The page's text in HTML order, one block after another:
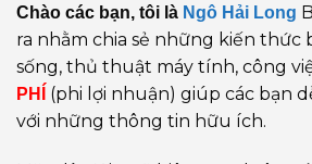
Chào các bạn, tôi là Ngô Hải Long
ra nhằm chia sẻ những kiến thức
sống, thủ thuật máy tính, công
PHÍ
(phi lợi nhuận) giúp các bạn
với những thông tin hữu ích.